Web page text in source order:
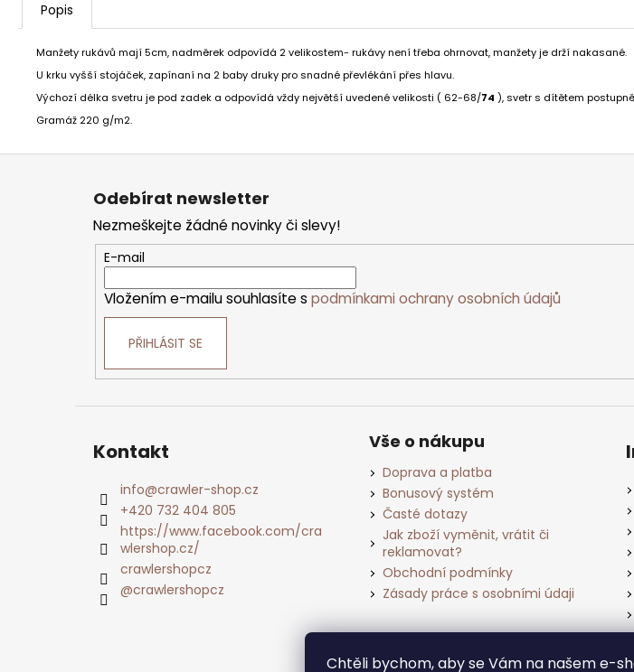
Chtěli bychom, aby se Vám na našem e-
Popis
Manžety rukávů mají 5cm, nadměrek odpovídá 2 velikostem- rukávy není třeba ohrnovat, manžety je drží nakasané.
U krku vyšší stojáček, zapínaní na 2 baby druky pro snadné převlékání přes hlavu.
Výchozí délka svetru je pod zadek a odpovídá vždy největší uvedené velikosti ( 62-68/74 ), svetr s dítětem
Gramáž 220 g/m2.
Z
Odebírat newsletter
Nezmeškejte žádné novinky či slevy!
E-mail
Vložením e-mailu souhlasíte s podmínkami ochrany osobních údajů
PŘIHLÁSIT SE
Kontakt
info@crawler-shop.cz
+420 732 404 805
https://www.facebook.com/cra
wlershop.cz/
crawlershopcz
@crawlershopcz
Vše o nákupu
Doprava a platba
Bonusový systém
Časté dotazy
Jak zboží vyměnit, vrátit či
reklamovat?
Obchodní podmínky
Zásady práce s osobními údaji